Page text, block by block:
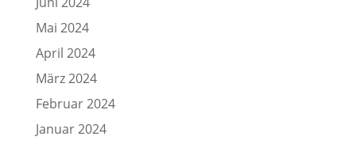
Mai 2024
April 2024
März 2024
Februar 2024
Januar 2024